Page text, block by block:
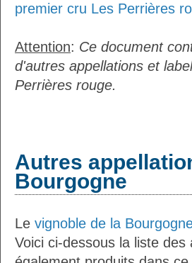
premier cru Les Perrières
Attention: Ce document
d'autres appellations et
Perrières rouge.
Autres
Bourgogne
Le vignoble de la
Voici ci-dessous la liste